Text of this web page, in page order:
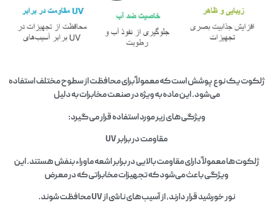
ژلکوت یک نوع پوشش است که معمولاً برای محافظت از سطوح مختلف استفاده
می‌شود. این ماده به ویژه در صنعت مخابرات به دلیل
ویژگی‌های زیر مورد استفاده قرار می‌گیرد:
مقاومت در برابر UV
ژلکوت‌ها معمولاً دارای مقاومت بالایی در برابر اشعه ماوراء بنفش هستند. این
ویژگی باعث می‌شود که تجهیزات مخابراتی که در معرض
نور خورشید قرار دارند، از آسیب‌های ناشی از UV محافظت شوند.